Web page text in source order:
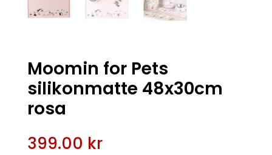
Moomin for Pets
silikonmatte 48x30cm
rosa
399.00 kr